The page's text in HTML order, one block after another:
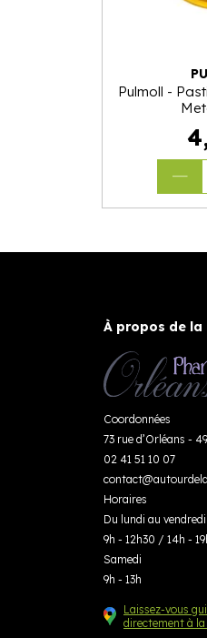
Pulmoll -
4
À propos de la
Coordonnées
73 rue d’Orléans -
02 41 51 10 07
contact@
Horaires
Du lundi au vendredi
9h - 12h30 / 14h -
Samedi
9h - 13h
Laissez-vous
directement à